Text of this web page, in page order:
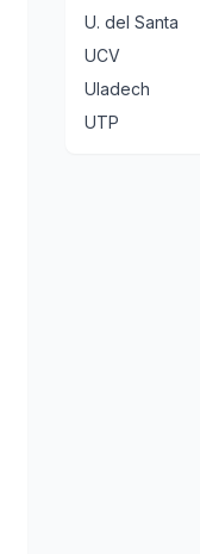
U. del Santa
UCV
Uladech
UTP